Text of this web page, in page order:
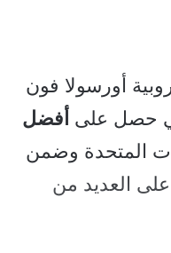
أورسولا فون
حصل على أفضل
المتحدة وضمن
على العديد من